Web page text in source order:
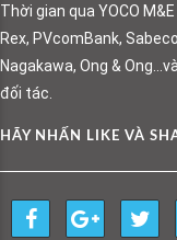
Thời gian qua YOCO
Rex, PVcomBank,
Nagakawa, Ong &
đối tác.
HÃY NHẤN LIKE VÀ